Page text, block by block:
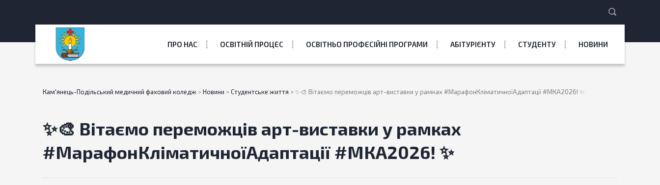
ПРО НАС ОСВІТНІЙ ПРОЦЕС ОСВІТНЬО ПРОФЕСІЙНІ ПРОГРАМИ АБІТУРІЄНТУ СТУДЕНТУ НОВИНИ
Кам'янець-Подільський медичний фаховий коледж >Новини >Студентське життя > ✨🎨 Вітаємо переможців арт-виставки у рамках #МарафонКліматичноїАдаптації #МКА2026! ✨
✨🎨 Вітаємо переможців арт-виставки у рамках
#МарафонКліматичноїАдаптації #МКА2026! ✨